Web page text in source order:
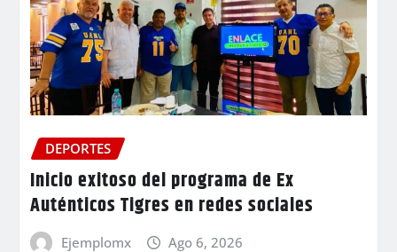
DEPORTES
Inicio exitoso del programa de Ex
Auténticos Tigres en redes sociales
Ejemplomx Ago 6, 2026